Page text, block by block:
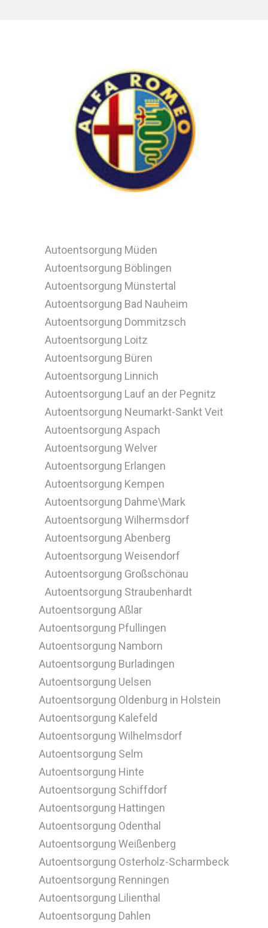
Autoentsorgung Müden
Autoentsorgung Böblingen
Autoentsorgung Münstertal
Autoentsorgung Bad Nauheim
Autoentsorgung Dommitzsch
Autoentsorgung Loitz
Autoentsorgung Büren
Autoentsorgung Linnich
Autoentsorgung Lauf an der Pegnitz
Autoentsorgung Neumarkt-Sankt Veit
Autoentsorgung Aspach
Autoentsorgung Welver
Autoentsorgung Erlangen
Autoentsorgung Kempen
Autoentsorgung Dahme\Mark
Autoentsorgung Wilhermsdorf
Autoentsorgung Abenberg
Autoentsorgung Weisendorf
Autoentsorgung Großschönau
Autoentsorgung Straubenhardt
Autoentsorgung Aßlar
Autoentsorgung Pfullingen
Autoentsorgung Namborn
Autoentsorgung Burladingen
Autoentsorgung Uelsen
Autoentsorgung Oldenburg in Holstein
Autoentsorgung Kalefeld
Autoentsorgung Wilhelmsdorf
Autoentsorgung Selm
Autoentsorgung Hinte
Autoentsorgung Schiffdorf
Autoentsorgung Hattingen
Autoentsorgung Odenthal
Autoentsorgung Weißenberg
Autoentsorgung Osterholz-Scharmbeck
Autoentsorgung Renningen
Autoentsorgung Lilienthal
Autoentsorgung Dahlen